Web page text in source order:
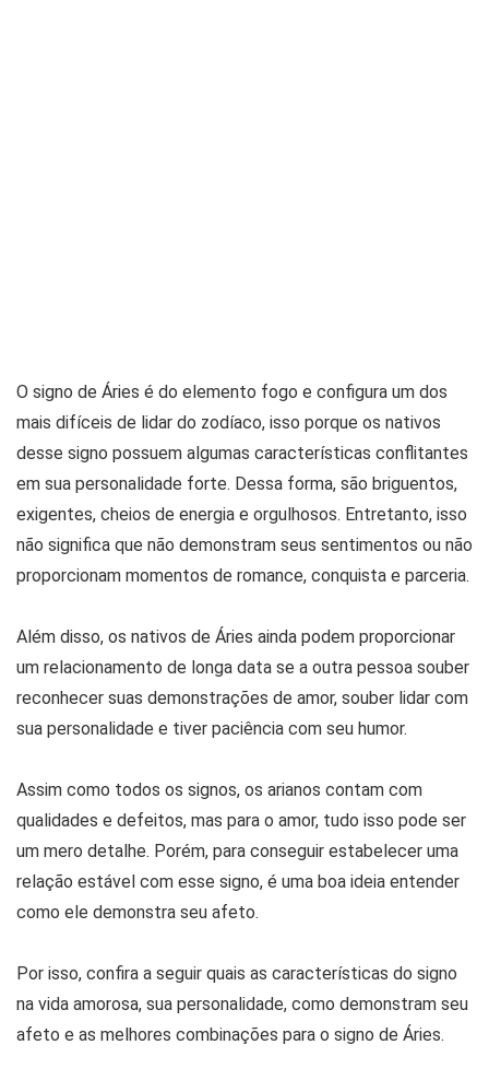
O signo de Áries é do elemento fogo e configura um dos
mais difíceis de lidar do zodíaco, isso porque os nativos
desse signo possuem algumas características conflitantes
em sua personalidade forte. Dessa forma, são briguentos,
exigentes, cheios de energia e orgulhosos. Entretanto, isso
não significa que não demonstram seus sentimentos ou não
proporcionam momentos de romance, conquista e parceria.
Além disso, os nativos de Áries ainda podem proporcionar
um relacionamento de longa data se a outra pessoa souber
reconhecer suas demonstrações de amor, souber lidar com
sua personalidade e tiver paciência com seu humor.
Assim como todos os signos, os arianos contam com
qualidades e defeitos, mas para o amor, tudo isso pode ser
um mero detalhe. Porém, para conseguir estabelecer uma
relação estável com esse signo, é uma boa ideia entender
como ele demonstra seu afeto.
Por isso, confira a seguir quais as características do signo
na vida amorosa, sua personalidade, como demonstram seu
afeto e as melhores combinações para o signo de Áries.